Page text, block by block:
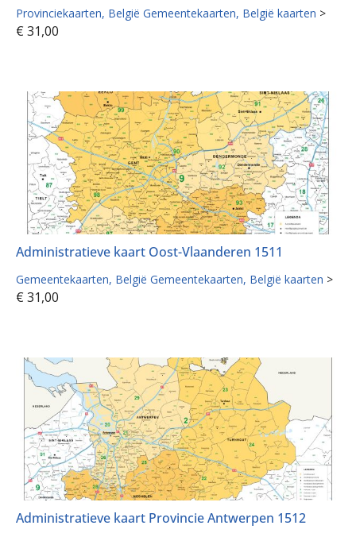
Provinciekaarten België Gemeentekaarten België kaarten >
€ 31,00
Administratieve kaart Oost-Vlaanderen 1511
Gemeentekaarten België Gemeentekaarten België kaarten >
€ 31,00
Administratieve kaart Provincie Antwerpen 1512